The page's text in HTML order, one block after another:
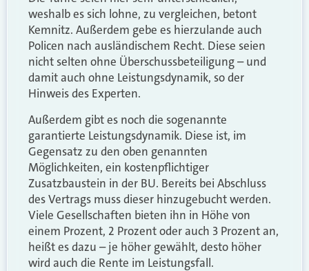
weshalb es sich lohne, zu vergleichen, betont
Kemnitz. Außerdem gebe es hierzulande auch
Policen nach ausländischem Recht. Diese seien
nicht selten ohne Überschussbeteiligung – und
damit auch ohne Leistungsdynamik, so der
Hinweis des Experten.
Außerdem gibt es noch die sogenannte
garantierte Leistungsdynamik. Diese ist, im
Gegensatz zu den oben genannten
Möglichkeiten, ein kostenpflichtiger
Zusatzbaustein in der BU. Bereits bei Abschluss
des Vertrags muss dieser hinzugebucht werden.
Viele Gesellschaften bieten ihn in Höhe von
einem Prozent, 2 Prozent oder auch 3 Prozent an,
heißt es dazu – je höher gewählt, desto höher
wird auch die Rente im Leistungsfall.